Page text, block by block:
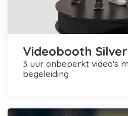
Videobooth Silver
3 uur onbeperkt video's maken + personele
begeleiding